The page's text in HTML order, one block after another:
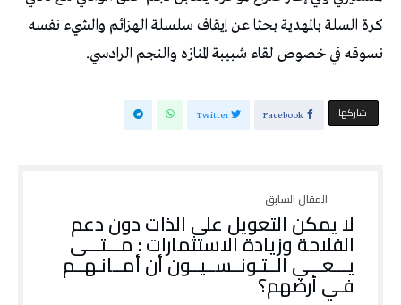
كرة السلة بالمهدية بحثا عن إيقاف سلسلة الهزائم والشيء نفسه
نسوقه في خصوص لقاء شبيبة المنازه والنجم الرادسي.
‫‫ شاركها‬ Facebook
Twitter
لا يمكن التعويل على الذات دون دعم
الفلاحة وزيادة الاستثمارات : مـــتـــى
يـــعـــي الــتـونــســيــون أن أمــانـهــم
فـي أرضهم؟